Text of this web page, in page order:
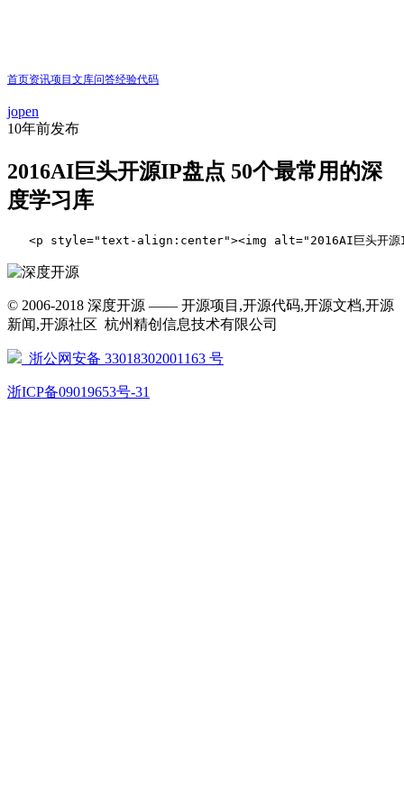
首页资讯项目文库问答经验代码
jopen
10年前发布
2016AI巨头开源IP盘点 50个最常用的深
度学习库
<p style="text-align:center"><img
© 2006-2018 深度开源 —— 开源项目,开源代码,开源文档,开源
新闻,开源社区 杭州精创信息技术有限公司
浙公网安备 33018302001163 号
浙ICP备09019653号-31